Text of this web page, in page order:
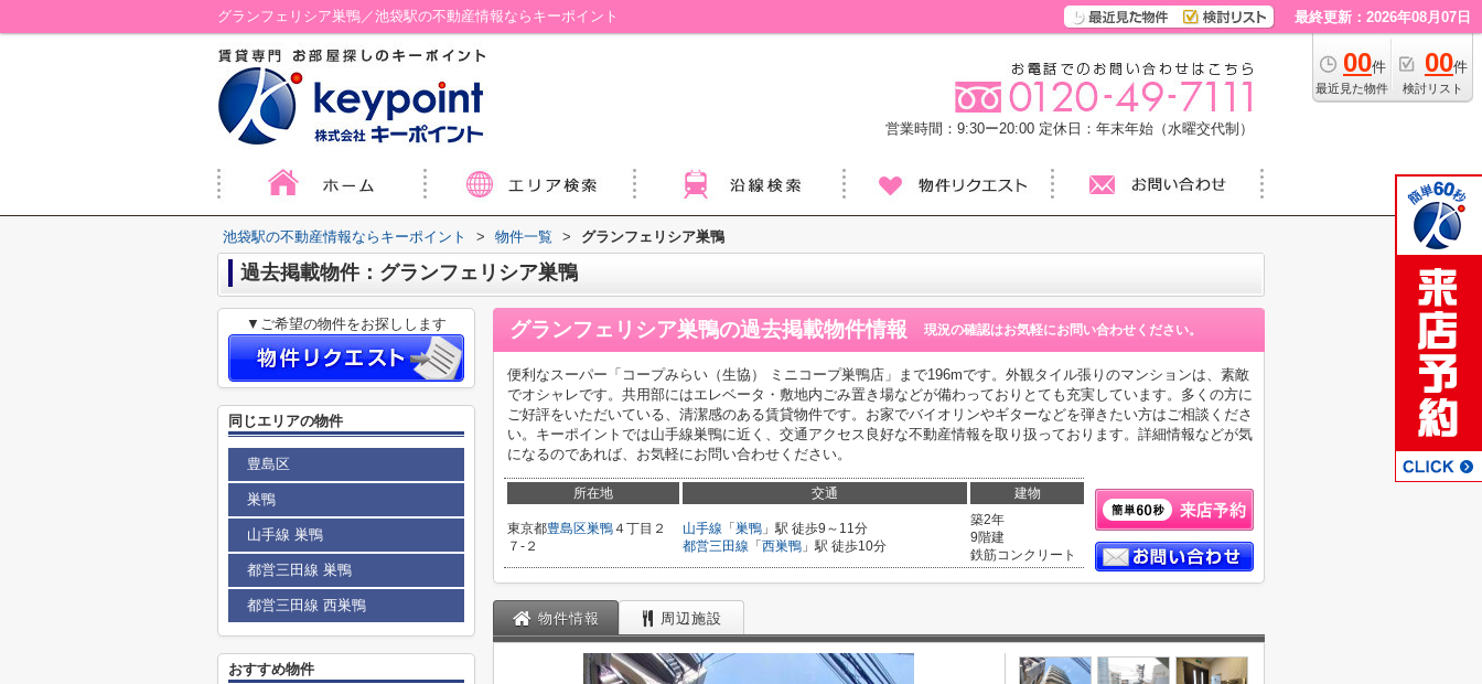
グランフェリシア巣鴨／池袋駅の不動産情報ならキーポイント 最終更新：2026年08月07日
00件
最近見た物件
00件
検討リスト
営業時間：9:30ー20:00 定休日：年末年始（水曜交代制）
池袋駅の不動産情報ならキーポイント > 物件一覧 > グランフェリシア巣鴨
過去掲載物件：グランフェリシア巣鴨
グランフェリシア巣鴨の過去掲載物件情報 現況の確認はお気軽にお問い合わせください。
便利なスーパー「コープみらい（生協） ミニコープ巣鴨店」まで196mです。外観タイル張りのマンションは、素敵
でオシャレです。共用部にはエレベータ・敷地内ごみ置き場などが備わっておりとても充実しています。多くの方に
ご好評をいただいている、清潔感のある賃貸物件です。お家でバイオリンやギターなどを弾きたい方はご相談くださ
い。キーポイントでは山手線巣鴨に近く、交通アクセス良好な不動産情報を取り扱っております。詳細情報などが気
になるのであれば、お気軽にお問い合わせください。
所在地 交通 建物
東京都豊島区巣鴨４丁目２
７-２
山手線 「 巣鴨 」駅 徒歩9～11分
都営三田線 「 西巣鴨 」駅 徒歩10分
築2年
9階建
鉄筋コンクリート
物件情報 周辺施設
▼ご希望の物件をお探しします
同じエリアの物件
豊島区
巣鴨
山手線 巣鴨
都営三田線 巣鴨
都営三田線 西巣鴨
おすすめ物件